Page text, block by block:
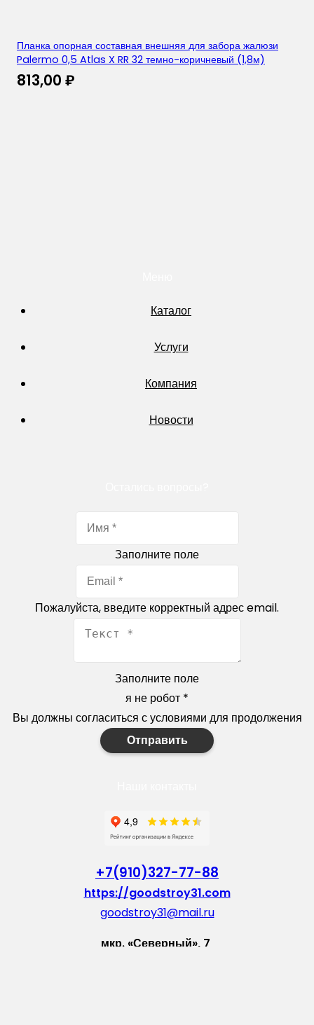
Планка опорная составная внешняя для забора жалюзи
Palermo 0,5 Atlas X RR 32 темно-коричневый (1,8м)
813,00 ₽
Каталог
Услуги
Компания
Новости
Заполните поле
Пожалуйста, введите корректный адрес email.
Заполните поле
я не робот *
Вы должны согласиться с условиями для продолжения
Отправить
+7(910)327-77-88
https://goodstroy31.com
goodstroy31@mail.ru
мкр. «Северный», 7